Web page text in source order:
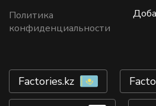
Политика
конфиденциальности
Factories.kz